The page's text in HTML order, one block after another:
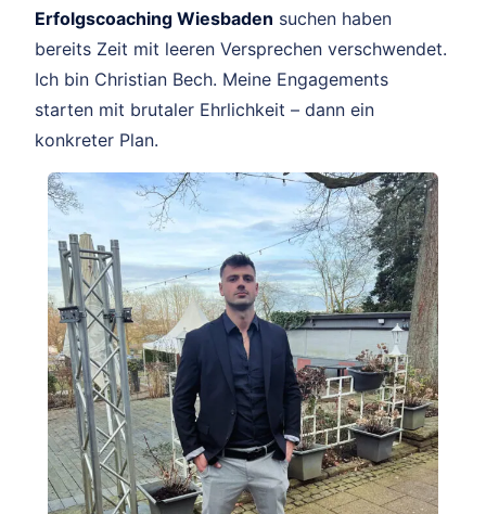
Erfolgscoaching Wiesbaden suchen haben
bereits Zeit mit leeren Versprechen verschwendet.
Ich bin Christian Bech. Meine Engagements
starten mit brutaler Ehrlichkeit – dann ein
konkreter Plan.